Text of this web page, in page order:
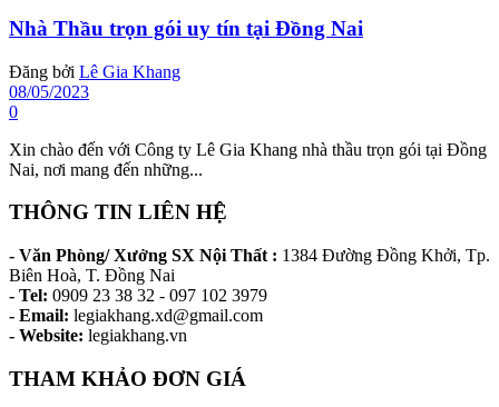
Nhà Thầu trọn gói uy tín tại Đồng Nai
Đăng bởi Lê Gia Khang
08/05/2023
0
Xin chào đến với Công ty Lê Gia Khang nhà thầu trọn gói tại Đồng
Nai, nơi mang đến những...
THÔNG TIN LIÊN HỆ
- Văn Phòng/ Xưởng SX Nội Thất : 1384 Đường Đồng Khởi, Tp.
Biên Hoà, T. Đồng Nai
- Tel: 0909 23 38 32 - 097 102 3979
- Email: legiakhang.xd@gmail.com
- Website: legiakhang.vn
THAM KHẢO ĐƠN GIÁ